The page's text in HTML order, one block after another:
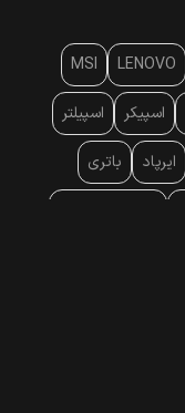
LENOVO
MSI
اسپیکر اسپیلتر
ایرپاد باتری